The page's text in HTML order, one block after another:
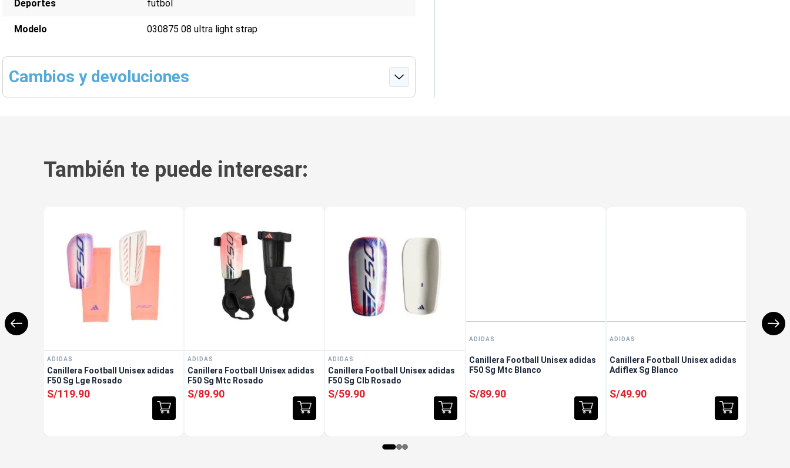
Deportes futbol
Modelo 030875 08 ultra light strap
Cambios y devoluciones
También te puede interesar:
ADIDAS
Canillera Football Unisex adidas
F50 Sg Lge Rosado
S/119.90
ADIDAS
Canillera Football Unisex adidas
F50 Sg Mtc Rosado
S/89.90
ADIDAS
Canillera Football Unisex adidas
F50 Sg Clb Rosado
S/59.90
ADIDAS
Canillera Football Unisex adidas
F50 Sg Mtc Blanco
S/89.90
ADIDAS
Canillera Football Unisex adidas
Adiflex Sg Blanco
S/49.90